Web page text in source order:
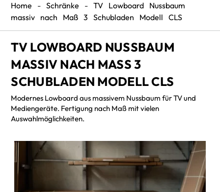
Home - Schränke - TV Lowboard Nussbaum
massiv nach Maß 3 Schubladen Modell CLS
TV LOWBOARD NUSSBAUM
MASSIV NACH MASS 3 S
CHUBLADEN MODELL CLS
Modernes Lowboard aus massivem Nussbaum für TV und
Mediengeräte. Fertigung nach Maß mit vielen
Auswahlmöglichkeiten.